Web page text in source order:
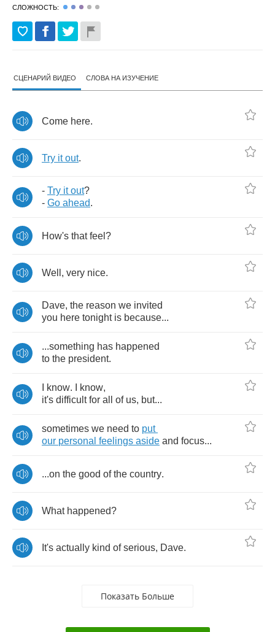
СЛОЖНОСТЬ:
СЦЕНАРИЙ ВИДЕО СЛОВА НА ИЗУЧЕНИЕ
Come here.
Try it out.
- Try it out?
- Go ahead.
How's that feel ?
Well , very nice.
Dave, the reason we invited
you here tonight is because...
...something has happened
to the president.
know. know,
it's difficult for all of us, but...
sometimes we need to put
our personal feelings aside and focus...
...on the good of the country.
What happened?
It's actually kind of serious, Dave.
Показать Больше